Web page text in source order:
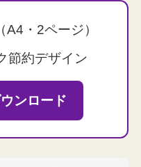
（A4・2ページ）
節約デザイン
ンロード